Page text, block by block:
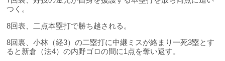
つく。
8回表、二点本塁打で勝ち越される。
8回裏、小林（経3）の二塁打に中継ミスが絡まり一死3塁とす
ると新倉（法4）の内野ゴロの間に1点を奪い返す。